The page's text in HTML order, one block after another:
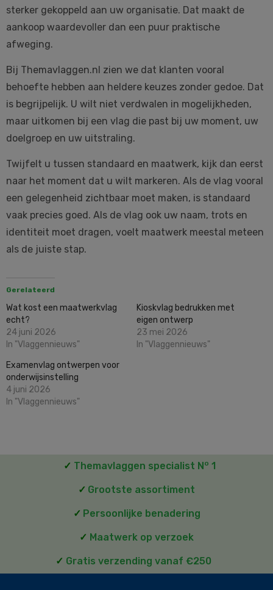
sterker gekoppeld aan uw organisatie. Dat maakt de
aankoop waardevoller dan een puur praktische
afweging.
Bij Themavlaggen.nl zien we dat klanten vooral
behoefte hebben aan heldere keuzes zonder gedoe. Dat
is begrijpelijk. U wilt niet verdwalen in mogelijkheden,
maar uitkomen bij een vlag die past bij uw moment, uw
doelgroep en uw uitstraling.
Twijfelt u tussen standaard en maatwerk, kijk dan eerst
naar het moment dat u wilt markeren. Als de vlag vooral
een gelegenheid zichtbaar moet maken, is standaard
vaak precies goed. Als de vlag ook uw naam, trots en
identiteit moet dragen, voelt maatwerk meestal meteen
als de juiste stap.
Gerelateerd
Wat kost een maatwerkvlag
echt?
24 juni 2026
In "Vlaggennieuws"
Kioskvlag bedrukken met
eigen ontwerp
23 mei 2026
In "Vlaggennieuws"
Examenvlag ontwerpen voor
onderwijsinstelling
4 juni 2026
In "Vlaggennieuws"
✓ Themavlaggen specialist N o 1
✓ Grootste assortiment
✓ Persoonlijke benadering
✓ Maatwerk op verzoek
✓ Gratis verzending vanaf €250